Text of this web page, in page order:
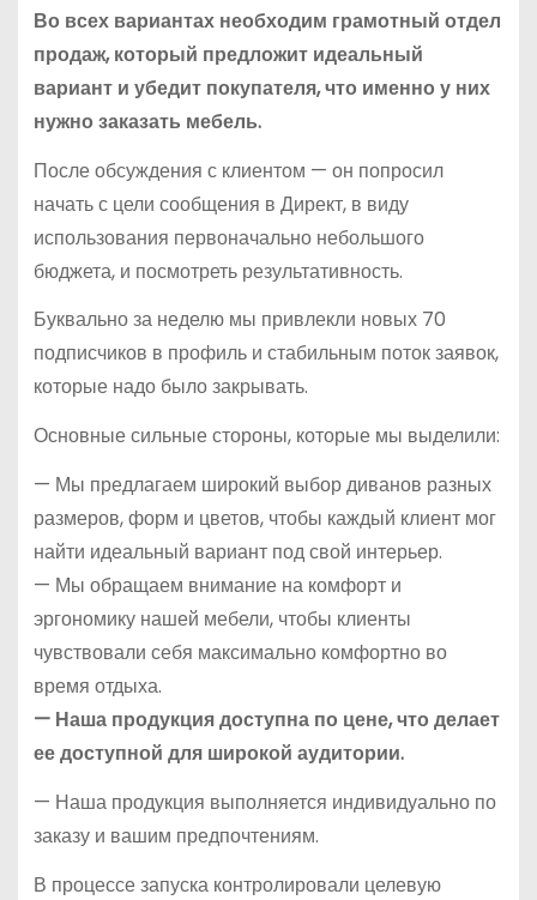
Во всех вариантах необходим грамотный отдел
продаж, который предложит идеальный
вариант и убедит покупателя, что именно у них
нужно заказать мебель.
После обсуждения с клиентом — он попросил
начать с цели сообщения в Директ, в виду
использования первоначально небольшого
бюджета, и посмотреть результативность.
Буквально за неделю мы привлекли новых 70
подписчиков в профиль и стабильным поток заявок,
которые надо было закрывать.
Основные сильные стороны, которые мы выделили:
— Мы предлагаем широкий выбор диванов разных
размеров, форм и цветов, чтобы каждый клиент мог
найти идеальный вариант под свой интерьер.
— Мы обращаем внимание на комфорт и
эргономику нашей мебели, чтобы клиенты
чувствовали себя максимально комфортно во
время отдыха.
— Наша продукция доступна по цене, что делает
ее доступной для широкой аудитории.
— Наша продукция выполняется индивидуально по
заказу и вашим предпочтениям.
В процессе запуска контролировали целевую